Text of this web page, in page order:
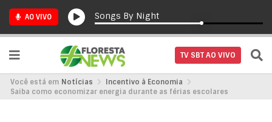
AO VIVO Songs By Night
TV SBT AO VIVO
Você está em Notícias
Incentivo à Economia
Saiba como economizar energia durante as férias escolares